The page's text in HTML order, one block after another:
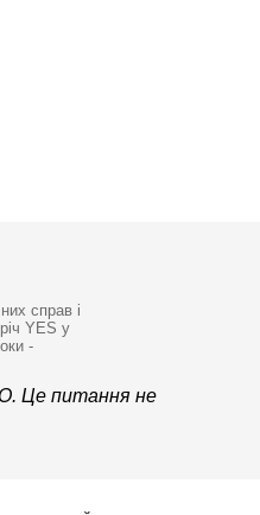
справ і
YES у
-
Це питання не